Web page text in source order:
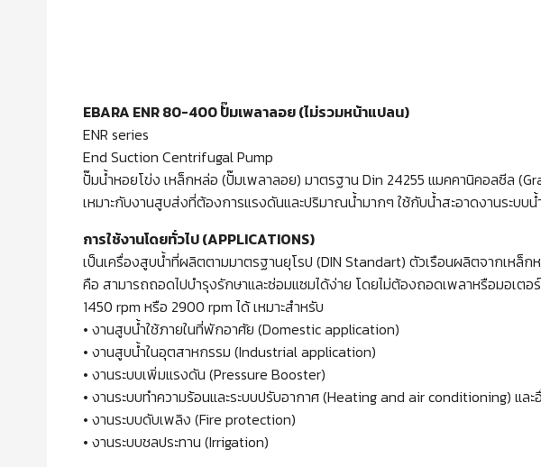
EBARA ENR 80-400 ปั๊มเพลาลอย (ไม่รวมหน้าแปลน)
ENR series
End Suction Centrifugal Pump
ปั๊มน้ำหอยโข่ง เหล็กหล่อ (ปั๊มเพลาลอย) มาตรฐาน Din 24255 แมคคานิคอลซีล
เหมาะกับงานสูบส่งที่ต้องการแรงดันและปริมาณน้ำมากๆ ใช้กับน้ำสะอาดงานระบบน้
การใช้งานโดยทั่วไป (APPLICATIONS)
เป็นเครื่องสูบน้ำที่ผลิตตามมาตรฐานยุโรป (DIN Standart) ตัวเรือนผลิตจากเหล็
คือ สามารถถอดไปบำรุงรักษาและซ่อมแซมได้ง่าย โดยไม่ต้องถอดเพลาหรือมอเต
1450 rpm หรือ 2900 rpm ได้ เหมาะสำหรับ
• งานสูบน้ำใช้ภายในที่พักอาศัย (Domestic application)
• งานสูบน้ำในอุตสาหกรรม (Industrial application)
• งานระบบเพิ่มแรงดัน (Pressure Booster)
• งานระบบทำความร้อนและระบบปรับอากาศ (Heating and air conditioning) และ
• งานระบบดับเพลิง (Fire protection)
• งานระบบชลประทาน (Irrigation)